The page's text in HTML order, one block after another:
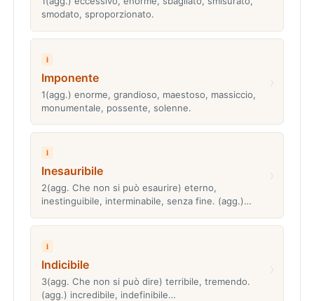
smodato, sproporzionato.
i
Imponente
1(agg.) enorme, grandioso, maestoso, massiccio,
monumentale, possente, solenne.
i
Inesauribile
2(agg. Che non si può esaurire) eterno,
inestinguibile, interminabile, senza fine. (agg.)…
i
Indicibile
3(agg. Che non si può dire) terribile, tremendo.
(agg.) incredibile, indefinibile…